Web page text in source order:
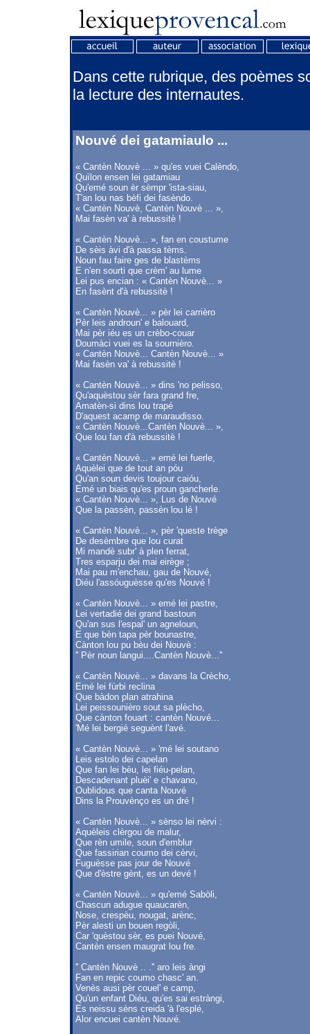
Dans cette rubrique, des poèmes
la lecture des internautes.
Nouvé dei gatamiaulo ...
« Cantèn Nouvè ... » qu'es vuei Calèndo,
Quìlon ensen lei gatamiau
Qu'emé soun èr sèmpr 'ista-siau,
T'an lou nas bèfi dei fasèndo.
« Cantèn Nouvè, Cantèn Nouvè ... »,
Mai fasèn va' à rebussitè !
« Cantèn Nouvè... », fan en coustume
De sèis àvi d'à passa tèms.
Noun fau faire ges de blastèms
E n'en sourti que crèm' au lume
Lei pus encian : « Cantèn Nouvè... »
En fasènt d'à rebussitè !
« Cantèn Nouvè... » pèr lei carrièro
Pèr leis androun' e balouard,
Mai pèr iéu es un crèbo-couar
Doumàci vuei es la sournièro.
« Cantèn Nouvè... Cantèn Nouvè... »
Mai fasèn va' à rebussitè !
« Cantèn Nouvè... » dins 'no pelisso,
Qu'aquèstou sèr fara grand fre,
Amatèn-si dins lou trapé
D'aquest acamp de maraudisso.
« Cantèn Nouvè...Cantèn Nouvè... »,
Que lou fan d'à rebussitè !
« Cantèn Nouvè... » emé lei fuerle,
Aquèlei que de tout an póu
Qu'an soun devis toujour caióu,
Emé un biais qu'es proun gancherle.
« Cantèn Nouvè... », Lus de Nouvé
Que la passèn, passèn lou lé !
« Cantèn Nouvè... », pèr 'queste trège
De desèmbre que lou curat
Mi mandè subr' à plen ferrat,
Tres esparju dei mai eirège ;
Mai pau m'enchau, gau de Nouvé,
Diéu l'assóuguèsse qu'es Nouvé !
« Cantèn Nouvè... » emé lei pastre,
Lei vertadié dei grand bastoun
Qu'an sus l'espal' un agneloun,
E que bèn tapa pèr bounastre,
Cànton lou pu bèu dei Nouvè :
'' Pèr noun langui....Cantèn Nouvè...''
« Cantèn Nouvè... » davans la Crècho,
Emé lei fùrbi reclina
Que bàdon plan atrahina
Lei peissounièro sout sa plècho,
Que cànton fouart : cantèn Nouvé...
'Mé lei bergié seguènt l'avé.
« Cantèn Nouvè... » 'mé lei soutano
Leis estolo dei capelan
Que fan lei bèu, lei fiéu-pelan,
Descadenant pluèi' e chavano,
Oublidous que canta Nouvé
Dins la Prouvènço es un dré !
« Cantèn Nouvè... » sènso lei nèrvi :
Aquèleis clèrgou de malur,
Que rèn umile, soun d'emblur
Que fassirian coumo dei cèrvi,
Fuguèsse pas jour de Nouvé
Que d'èstre gènt, es un devé !
« Cantèn Nouvè... » qu'emé Sabòli,
Chascun adugue quaucarèn,
Nose, crespèu, nougat, arènc,
Pèr alesti un bouen regòli,
Car 'quèstou sèr, es puei Nouvé,
Cantèn ensen maugrat lou fre.
'' Cantèn Nouvè .. .'' aro leis àngi
Fan en repic coumo chasc' an.
Venès ausi pèr couel' e camp,
Qu'un enfant Diéu, qu'es sai estràngi,
Es neissu sèns creida 'à l'esplé,
Alor encuei cantèn Nouvé.